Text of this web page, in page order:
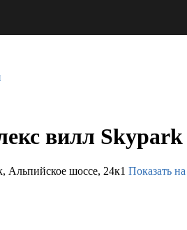
вилл Skypark
Альпийское шоссе, 24к1 Показать на